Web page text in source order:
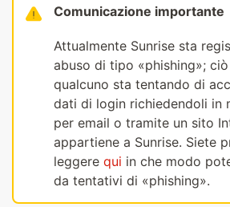
Comunicazione importante
Attualmente Sunrise sta
abuso di tipo «phishing»;
qualcuno sta tentando di
dati di login richiedendoli in
per email o tramite un sito
appartiene a Sunrise. Siete
leggere qui in che modo
da tentativi di «phishing».